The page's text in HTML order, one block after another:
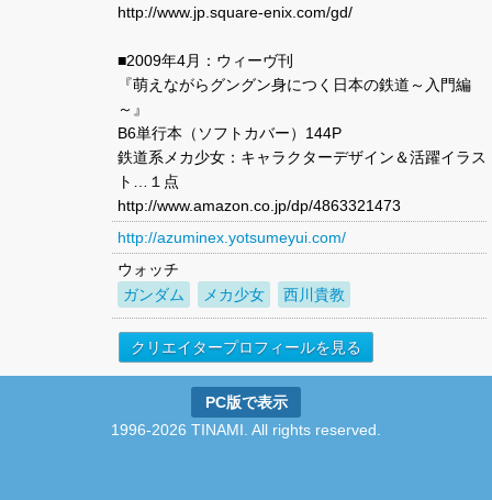
http://www.jp.square-enix.com/gd/
■2009年4月：ウィーヴ刊
『萌えながらグングン身につく日本の鉄道～入門編
～』
B6単行本（ソフトカバー）144P
鉄道系メカ少女：キャラクターデザイン＆活躍イラス
ト…１点
http://www.amazon.co.jp/dp/4863321473
http://azuminex.yotsumeyui.com/
ウォッチ
ガンダム
メカ少女 西川貴教
クリエイタープロフィールを見る
PC版で表示
1996-2026 TINAMI. All rights reserved.